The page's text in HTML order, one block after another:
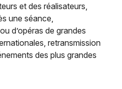
et des réalisateurs,
une séance,
d’opéras de grandes
retransmission
des plus grandes